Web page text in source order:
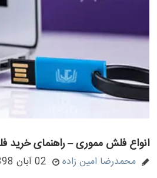
انواع فلش مموری – راهنمای
محمدرضا امین زاده 02 آبان 1398